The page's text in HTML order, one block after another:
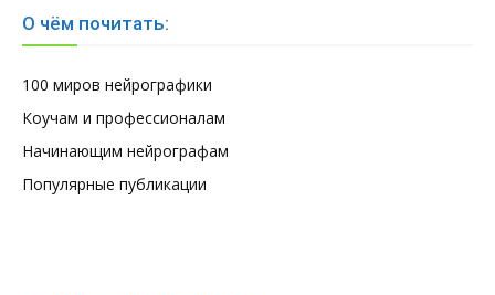
О чём почитать:
100 миров нейрографики
Коучам и профессионалам
Начинающим нейрографам
Популярные публикации